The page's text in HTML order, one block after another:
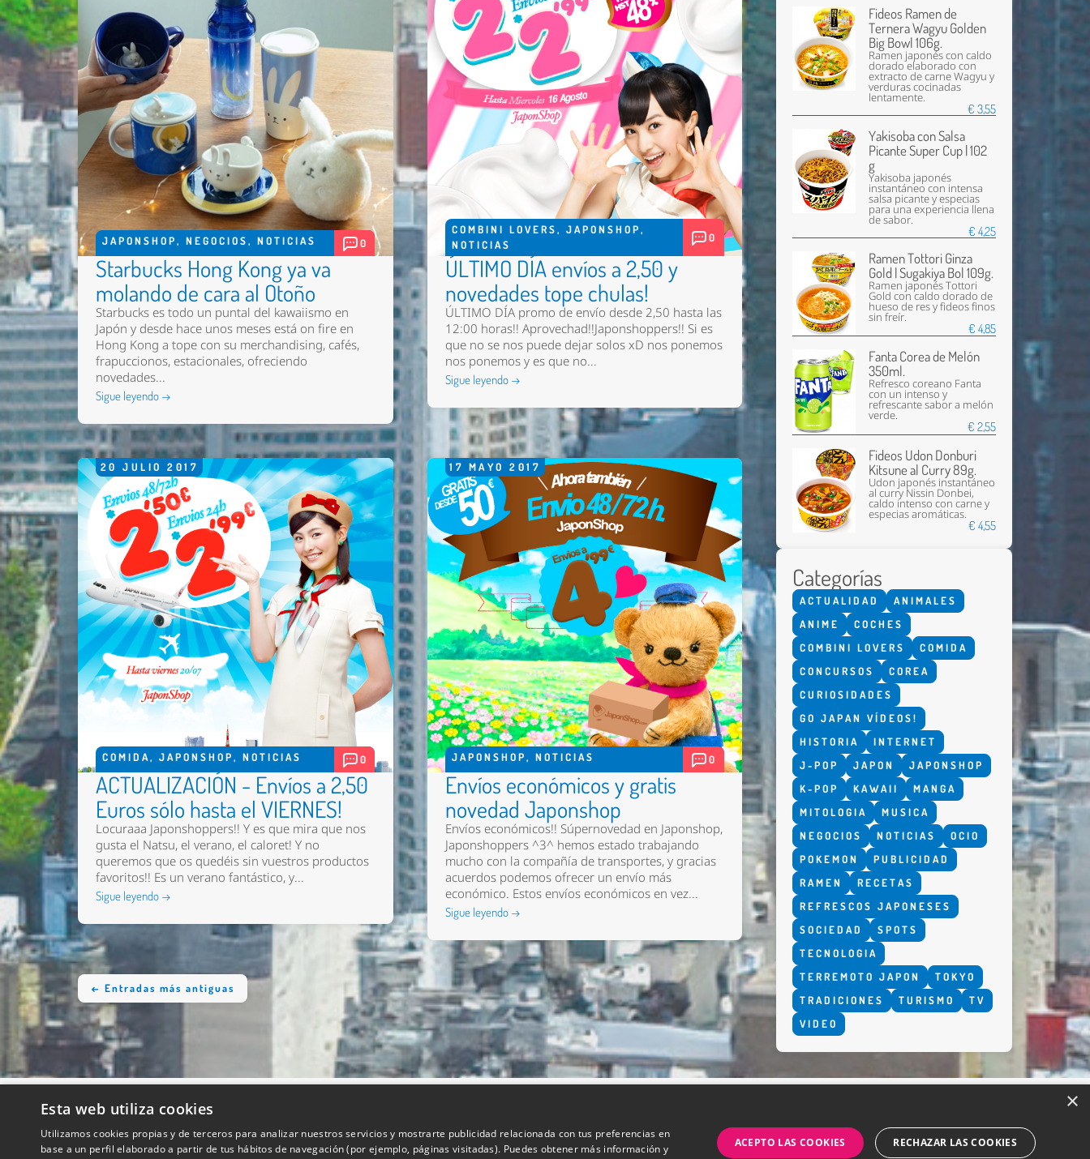
JAPONSHOP,NEGOCIOS,NOTICIAS 0
Starbucks Hong Kong ya va
molando de cara al Otoño
Starbucks es todo un puntal del kawaiismo en
Japón y desde hace unos meses está on fire en
Hong Kong a tope con su merchandising, cafés,
frapuccionos, estacionales, ofreciendo
novedades...
Sigue leyendo →
COMBINI LOVERS, JAPONSHOP,
NOTICIAS
0
ÚLTIMO DÍA envíos a 2,50 y
novedades tope chulas!
ÚLTIMO DÍA promo de envío desde 2,50 hasta las
12:00 horas!! Aprovechad!!Japonshoppers!! Si es
que no se nos puede dejar solos xD nos ponemos
nos ponemos y es que no...
Sigue leyendo →
20 JULIO 2017
COMIDA,JAPONSHOP,NOTICIAS 0
ACTUALIZACIÓN - Envíos a 2,50
Euros sólo hasta el VIERNES!
Locuraaa Japonshoppers!! Y es que mira que nos
gusta el Natsu, el verano, el caloret! Y no
queremos que os quedéis sin vuestros productos
favoritos!! Es un verano fantástico, y...
Sigue leyendo →
17 MAYO 2017
JAPONSHOP, NOTICIAS 0
Envíos económicos y gratis
novedad Japonshop
Envíos económicos!! Súpernovedad en Japonshop,
Japonshoppers ^3^ hemos estado trabajando
mucho con la compañía de transportes, y gracias
acuerdos podemos ofrecer un envío más
económico. Estos envíos económicos en vez...
Sigue leyendo →
← Entradas más antiguas
Fideos Ramen de
Ternera Wagyu Golden
Big Bowl 106g.
Ramen japonés con caldo
dorado elaborado con
extracto de carne Wagyu y
verduras cocinadas
lentamente.
€ 3,55
Yakisoba con Salsa
Picante Super Cup | 102
g
Yakisoba japonés
instantáneo con intensa
salsa picante y especias
para una experiencia llena
de sabor.
€ 4,25
Ramen Tottori Ginza
Gold | Sugakiya Bol 109g.
Ramen japonés Tottori
Gold con caldo dorado de
hueso de res y fideos finos
sin freír.
€ 4,85
Fanta Corea de Melón
350ml.
Refresco coreano Fanta
con un intenso y
refrescante sabor a melón
verde.
€ 2,55
Fideos Udon Donburi
Kitsune al Curry 89g.
Udon japonés instantáneo
al curry Nissin Donbei,
caldo intenso con carne y
especias aromáticas.
€ 4,55
Categorías
ACTUALIDAD
ANIMALES
ANIME
COCHES
COMBINI LOVERS
COMIDA
CONCURSOS
COREA
CURIOSIDADES
GO JAPAN VÍDEOS!
HISTORIA
INTERNET
J-POP
JAPON
JAPONSHOP
K-POP
KAWAII
MANGA
MITOLOGIA
MUSICA
NEGOCIOS
NOTICIAS
OCIO
POKEMON
PUBLICIDAD
RAMEN
RECETAS
REFRESCOS JAPONESES
SOCIEDAD
SPOTS
TECNOLOGIA
TERREMOTO JAPON
TOKYO
TRADICIONES
TURISMO
TV
VIDEO
×
Esta web utiliza cookies
Utilizamos cookies propias y de terceros para analizar nuestros servicios y mostrarte publicidad relacionada con tus preferencias en
base a un perfil elaborado a partir de tus hábitos de navegación (por ejemplo, páginas visitadas). Puedes obtener más información y
ACEPTO LAS COOKIES RECHAZAR LAS COOKIES